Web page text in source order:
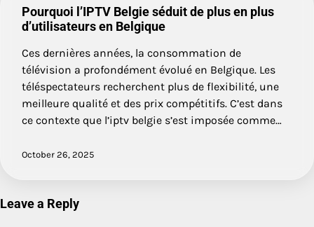
Pourquoi l’IPTV Belgie séduit de plus en plus
d’utilisateurs en Belgique
Ces dernières années, la consommation de
télévision a profondément évolué en Belgique. Les
téléspectateurs recherchent plus de flexibilité, une
meilleure qualité et des prix compétitifs. C’est dans
ce contexte que l’iptv belgie s’est imposée comme…
October 26, 2025
Leave a Reply